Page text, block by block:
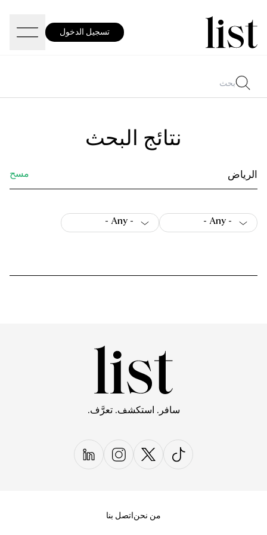
تسجيل الدخول
نتائج البحث
مسح
سافر. استكشف. تعرَّف.
من نحن اتصل بنا